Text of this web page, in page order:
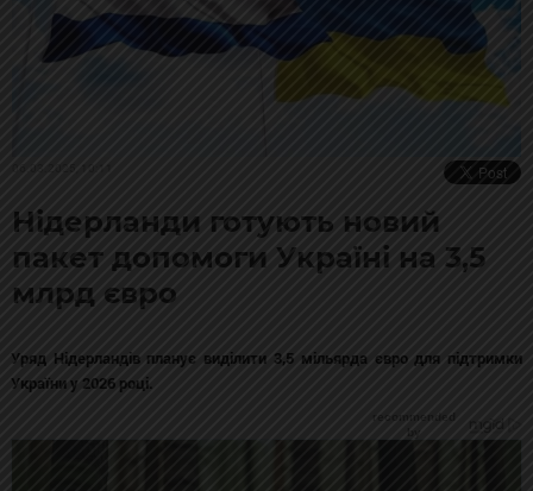
Нідерланди готують новий
пакет допомоги Україні на 3,5
млрд євро
Уряд Нідерландів планує виділити 3,5 мільярда євро для підтримки
України у 2026 році.